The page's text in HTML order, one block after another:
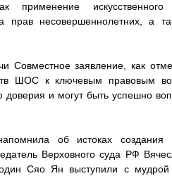
применение
прав несовершеннолетних, а
Совместное заявление, как
ШОС к ключевым правовым
доверия и могут быть успешно
об истоках
Верховного суда РФ
Сяо Ян выступили с